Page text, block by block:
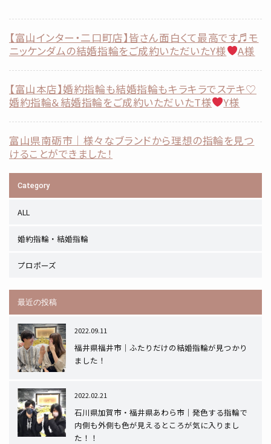
【富山インター・二口町店】皆さん面白くて最高です♬モ
ニッケンダムの結婚指輪をご成約いただいたY様
A様
【富山本店】婚約指輪も結婚指輪もキラキラでステキ♡
婚約指輪＆結婚指輪をご成約いただいたT様
Y様
富山県南砺市｜様々なブランドから理想の指輪を見つ
けることができました！
Category
ALL
婚約指輪・結婚指輪
プロポーズ
最近の投稿
2022.09.11
福井県福井市｜ふたりだけの結婚指輪が見つかり
ました！
2022.02.21
石川県加賀市・福井県あわら市｜発色する指輪で
内側も外側も色が見えるところが気に入りまし
た！！